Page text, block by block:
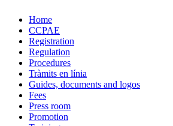
Home
CCPAE
Registration
Regulation
Procedures
Tràmits en línia
Guides, documents and logos
Fees
Press room
Promotion